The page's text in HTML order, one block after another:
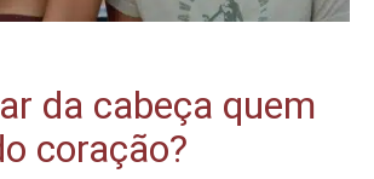
da cabeça quem
coração?